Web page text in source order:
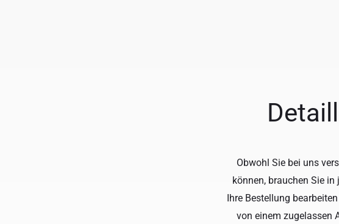
Obwohl Sie bei uns
können, brauchen Sie
Ihre Bestellung
von einem zugelassen